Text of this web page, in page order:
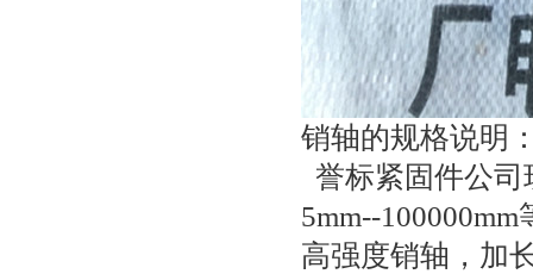
销轴的规格说明
誉标紧固件公
5mm--
高强度销轴，加